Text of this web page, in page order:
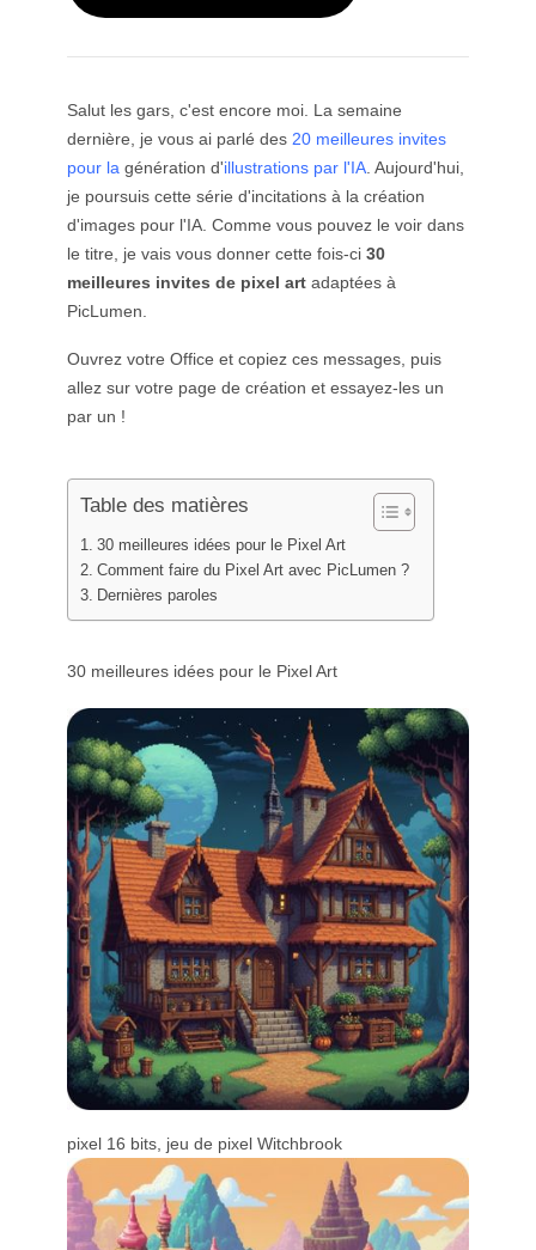
Générateur de twerk IA
Montage vidéo
Supprimer un objet d’une vidéo
Supprimer le texte de la vidéo
Dénoncer la vidéo
Créateur de ralenti
Vidéo en anime
Par sujet
Générateur de personnages IA
Générateur de visages IA
Générateur de bébé IA
Par style
Personnage d'anime
Pixel art
Créateur de chibi
Créateur de VTuber
Générateur de tatouages IA
Générateur d’avatars IA
Générateur de poses IA
GPT Image 2.0
Kling 3.0 Contrôle du mouvement
Sora IA
Seedance 2.0
Veo 3.1
Grok Imagine
Tous les modèles
Colorisation d’images
Extension d’image
Retoucher & Restyler
Changeur de vêtements par IA
Changeur de coiffure
Générateur de photos d’identité
Effaceur d’objets
Page de coloriage
Générateur d’arrière-plans IA
Mannequin IA
Changeur de vêtements
Marketing
Générateur de logos IA
Générateur d’affiches IA
Générateur de bannières IA
Création de vêtements
Salut les gars, c'est encore moi. La semaine
dernière, je vous ai parlé des 20 meilleures invites
pour la génération d'illustrations par l'IA . Aujourd'hui,
je poursuis cette série d'incitations à la création
d'images pour l'IA. Comme vous pouvez le voir dans
le titre, je vais vous donner cette fois-ci 30
meilleures invites de pixel art adaptées à
PicLumen.
Ouvrez votre Office et copiez ces messages, puis
allez sur votre page de création et essayez-les un
par un !
Table des matières
30 meilleures idées pour le Pixel Art
Comment faire du Pixel Art avec PicLumen ?
Dernières paroles
30 meilleures idées pour le Pixel Art
pixel 16 bits, jeu de pixel Witchbrook